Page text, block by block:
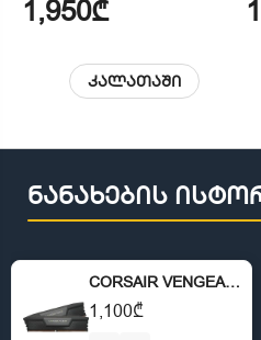
1,950₾
კალათაში
ნანახების
CORSAIR VENGEANCE DDR5 32GB (2x16GB) 6000MHz
1,100₾